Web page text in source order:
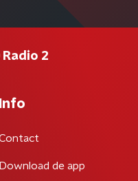
Radio 2
Info
Download de app